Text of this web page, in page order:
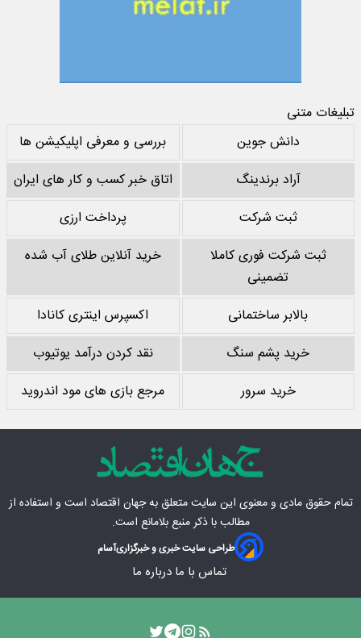
تبلیغات متنی
دانش جوین
بررسی و معرفی اپلیکیشن ها
آراد برندینگ
اتاق خبر کسب و کار های ایران
ثبت شرکت
پرداخت ارزی
ثبت شرکت فوری کاملا
تضمینی
خرید آنلاین طلای آب شده
بالابر ساختمانی
اکسپرس اینتری کانادا
خرید پشم سنگ
نقد کردن درآمد یوتیوب
خرید سرور
مرجع بازی های مود اندروید
تمام حقوق مادی‌ و معنوی این سایت متعلق بهجهان اقتصاد است و استفاده از
مطالب با ذکر منبع بلامانع است.
طراحی سایت خبری و خبرگزاریآسام
تماس با ما درباره ما